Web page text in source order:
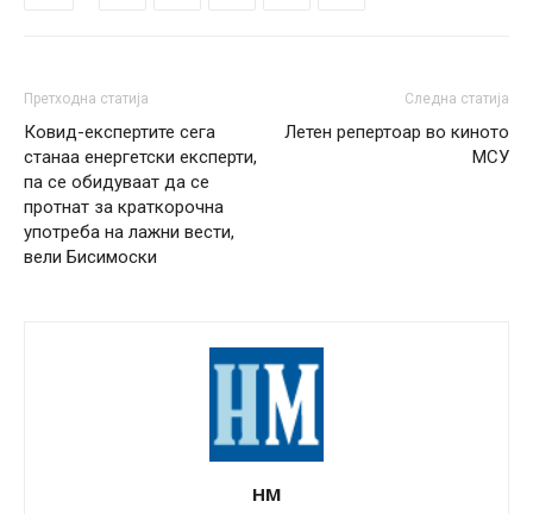
Претходна статија
Ковид-експертите сега
станаа енергетски експерти,
па се обидуваат да се
протнат за краткорочна
употреба на лажни вести,
вели Бисимоски
Следна статија
Летен репертоар во киното
МСУ
НМ